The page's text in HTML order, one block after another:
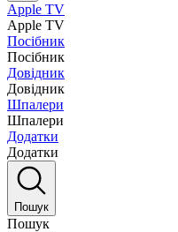
Apple TV
Apple TV
Посібник
Посібник
Довідник
Довідник
Шпалери
Шпалери
Додатки
Додатки
Пошук
Пошук